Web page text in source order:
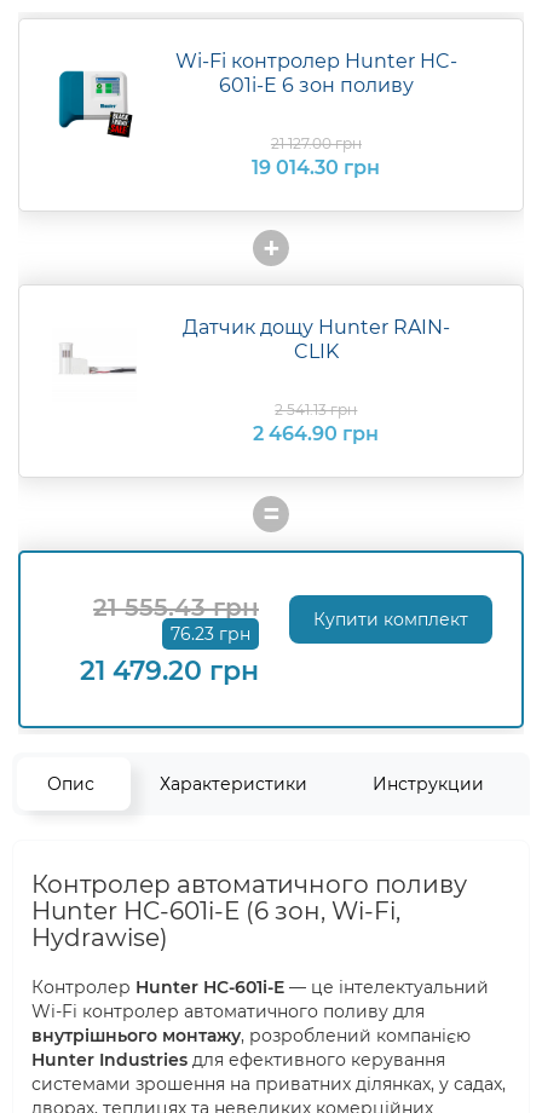
Wi-Fi контролер Hunter HC-
601i-E 6 зон поливу
21 127.00 грн
19 014.30 грн
+
Датчик дощу Hunter RAIN-
CLIK
2 541.13 грн
2 464.90 грн
=
21 555.43 грн
76.23 грн
21 479.20 грн
Купити комплект
Опис Характеристики Инструкции
Контролер автоматичного поливу
Hunter HC-601i-E (6 зон, Wi-Fi,
Hydrawise)
Контролер Hunter HC-601i-E — це інтелектуальний
Wi-Fi контролер автоматичного поливу для
внутрішнього монтажу, розроблений компанією
Hunter Industries для ефективного керування
системами зрошення на приватних ділянках, у садах,
дворах, теплицях та невеликих комерційних